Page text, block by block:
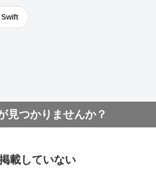
Swift
見つかりませんか？
載していない